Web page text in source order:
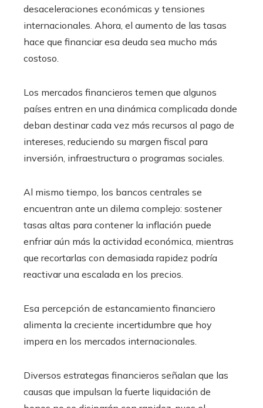
desaceleraciones económicas y tensiones
internacionales. Ahora, el aumento de las tasas
hace que financiar esa deuda sea mucho más
costoso.
Los mercados financieros temen que algunos
países entren en una dinámica complicada donde
deban destinar cada vez más recursos al pago de
intereses, reduciendo su margen fiscal para
inversión, infraestructura o programas sociales.
Al mismo tiempo, los bancos centrales se
encuentran ante un dilema complejo: sostener
tasas altas para contener la inflación puede
enfriar aún más la actividad económica, mientras
que recortarlas con demasiada rapidez podría
reactivar una escalada en los precios.
Esa percepción de estancamiento financiero
alimenta la creciente incertidumbre que hoy
impera en los mercados internacionales.
Diversos estrategas financieros señalan que las
causas que impulsan la fuerte liquidación de